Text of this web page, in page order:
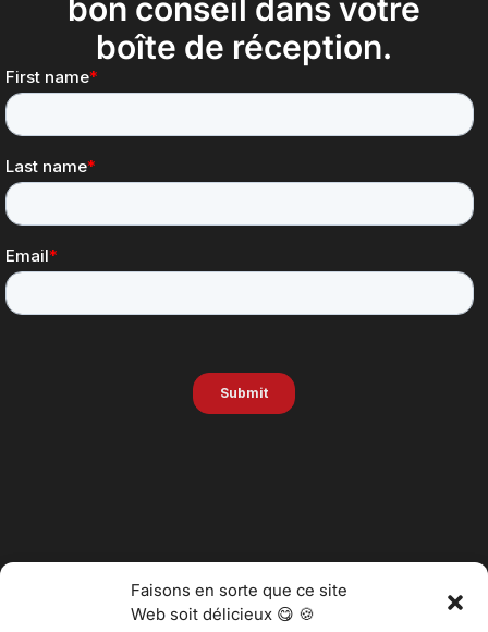
Faisons en sorte que ce site
Web soit délicieux 😋 🍪
bon conseil dans votre
boîte de réception.